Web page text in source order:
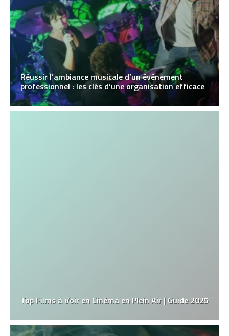
Réussir l’ambiance musicale d’un événement
professionnel : les clés d’une organisation efficace
Top Films à Voir en Cinéma en Plein Air | Guide 2025